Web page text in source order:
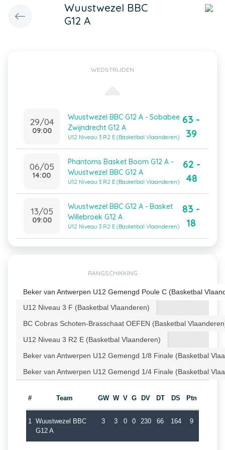
Wuustwezel BBC
G12 A
WEDSTRIJDEN
29/04
09:00
Wuustwezel BBC G12 A - Sobabee
Zwijndrecht G12 A
U12 Niveau 3 R2 E (Basketbal Vlaanderen)
63 -
39
06/05
14:00
Phantoms Basket Boom G12 A -
Wuustwezel BBC G12 A
U12 Niveau 3 R2 E (Basketbal Vlaanderen)
62 -
48
13/05
09:00
Wuustwezel BBC G12 A - Basket
Willebroek G12 A
U12 Niveau 3 R2 E (Basketbal Vlaanderen)
83 -
18
RANGSCHIKKING
Beker van Antwerpen U12 Gemengd Poule C (Basketbal
U12 Niveau 3 F (Basketbal Vlaanderen)
BC Cobras Schoten-Brasschaat OEFEN (Basketbal
U12 Niveau 3 R2 E (Basketbal Vlaanderen)
Beker van Antwerpen U12 Gemengd 1/8 Finale (Basketbal
Beker van Antwerpen U12 Gemengd 1/4 Finale (Basketbal
# Team GW W V G DV DT DS Ptn
1 Wuustwezel BBC
G12 A
3 3 0 0 230 66 164 9